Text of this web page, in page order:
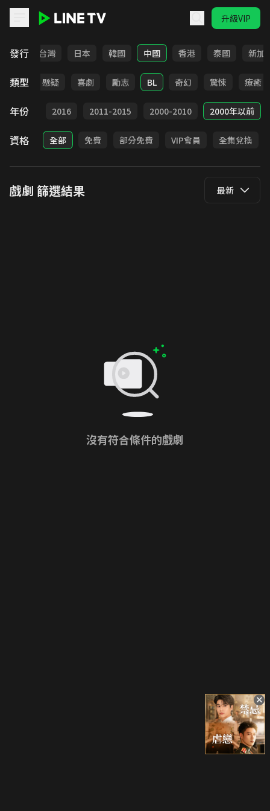
升級VIP
發行
全部 台灣 日本 韓國 中國 香港 泰國 新加
類型
甜寵 懸疑 喜劇 勵志 BL 奇幻 驚悚 療癒
年份
2017 2016 2011-2015 2000-2010 2000年以前
資格 全部 免費 部分免費 VIP會員 全集兌換
戲劇 篩選結果 最新
沒有符合條件的戲劇